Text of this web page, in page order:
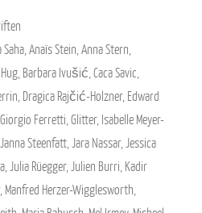
Saha,Anaïs Stein,Anna Stern,
, Barbara Ivušić,Caca Savic,
, Dragica Rajčić-Holzner, Edward
Giorgio Ferretti,Glitter, Isabelle Meyer-
Janna Steenfatt,Jara Nassar,Jessica
,Julia Rüegger,Julien Burri, Kadir
, Manfred Herzer-Wigglesworth,